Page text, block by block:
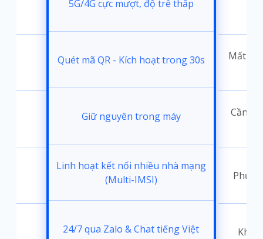
Mất
Cần
Phụ
5G/4G cực mượt, độ trễ thấp
Quét mã QR - Kích hoạt trong 30s
Giữ nguyên trong máy
Linh hoạt kết nối nhiều nhà mạng
(Multi-IMSI)
24/7 qua Zalo & Chat tiếng Việt